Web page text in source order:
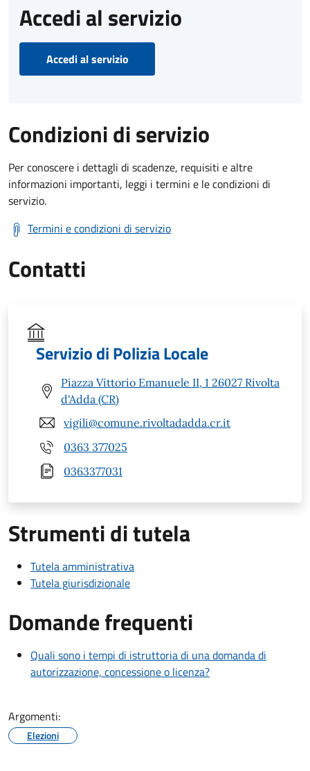
Accedi al servizio
Accedi al servizio
Condizioni di servizio
Per conoscere i dettagli di scadenze, requisiti e altre
informazioni importanti, leggi i termini e le condizioni di
servizio.
Termini e condizioni di servizio
Contatti
Servizio di Polizia Locale
Piazza Vittorio Emanuele II, 1 26027 Rivolta
d'Adda (CR)
vigili@comune.rivoltadadda.cr.it
0363 377025
0363377031
Strumenti di tutela
Tutela amministrativa
Tutela giurisdizionale
Domande frequenti
Quali sono i tempi di istruttoria di una domanda di
autorizzazione, concessione o licenza?
Argomenti:
Elezioni